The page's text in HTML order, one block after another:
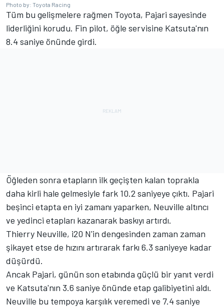
Photo by: Toyota Racing
Tüm bu gelişmelere rağmen Toyota, Pajari sayesinde
liderliğini korudu. Fin pilot, öğle servisine Katsuta'nın
8.4 saniye önünde girdi.
Öğleden sonra etapların ilk geçişten kalan toprakla
daha kirli hale gelmesiyle fark 10.2 saniyeye çıktı. Pajari
beşinci etapta en iyi zamanı yaparken, Neuville altıncı
ve yedinci etapları kazanarak baskıyı artırdı.
Thierry Neuville, i20 N'in dengesinden zaman zaman
şikayet etse de hızını artırarak farkı 6.3 saniyeye kadar
düşürdü.
Ancak Pajari, günün son etabında güçlü bir yanıt verdi
ve Katsuta'nın 3.6 saniye önünde etap galibiyetini aldı.
Neuville bu tempoya karşılık veremedi ve 7.4 saniye